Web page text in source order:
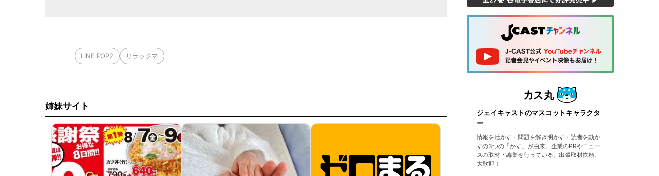
LINE POP2 リラックマ
姉妹サイト
ジェイキャストのマスコットキャラクタ
ー
情報を活かす・問題を解き明かす・読者を動か
すの3つの「かす」が由来。企業のPRやニュー
スの取材・編集を行っている。出張取材依頼、
大歓迎！